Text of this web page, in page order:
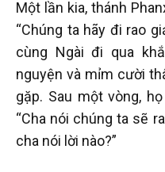
Một lần kia, thánh
“Chúng ta hãy đi rao
cùng Ngài đi qua
nguyện và mỉm cười
gặp. Sau một vòng,
“Cha nói chúng ta sẽ
cha nói lời nào?”